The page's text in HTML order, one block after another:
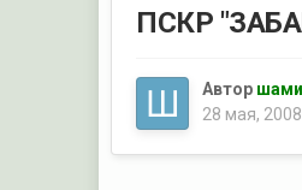
ПСКР
Автор
28 мая, 2008